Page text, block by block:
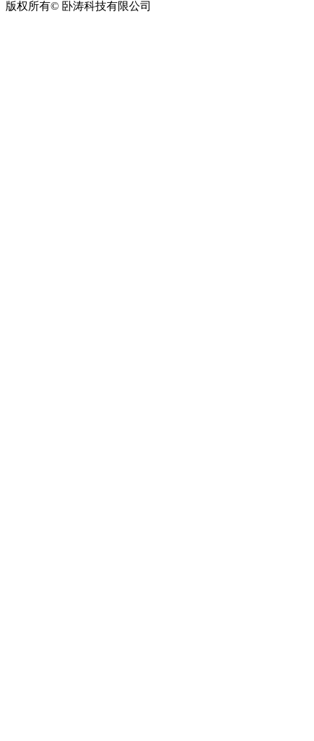
版权所有© 卧涛科技有限公司